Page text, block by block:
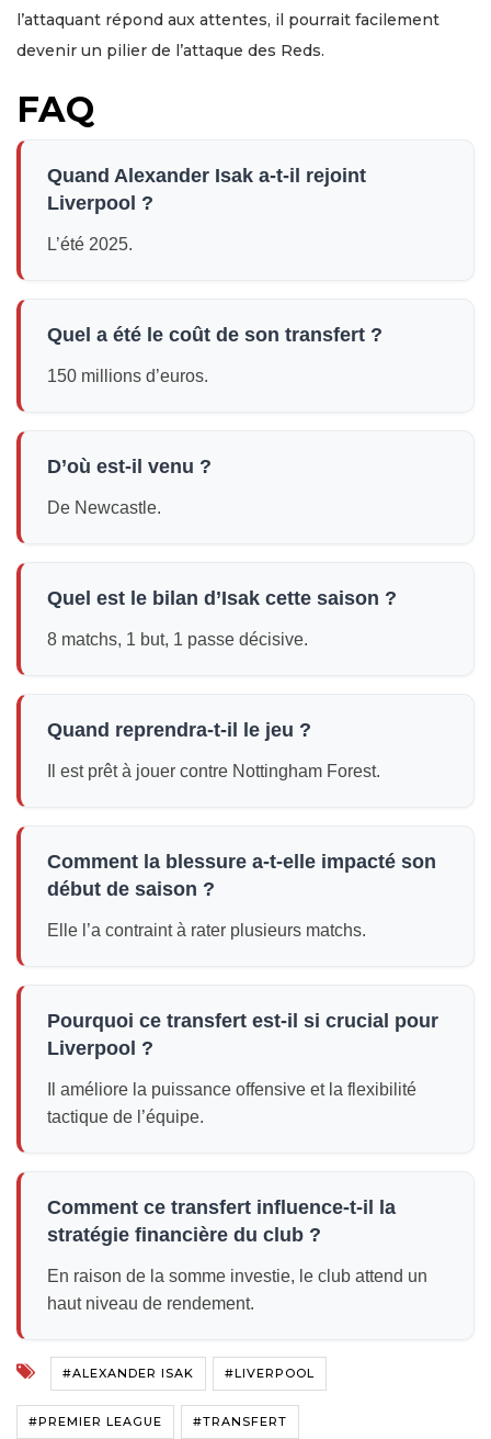
l’attaquant répond aux attentes, il pourrait facilement
devenir un pilier de l’attaque des Reds.
FAQ
Quand Alexander Isak a-t-il rejoint
Liverpool ?
L’été 2025.
Quel a été le coût de son transfert ?
150 millions d’euros.
D’où est-il venu ?
De Newcastle.
Quel est le bilan d’Isak cette saison ?
8 matchs, 1 but, 1 passe décisive.
Quand reprendra-t-il le jeu ?
Il est prêt à jouer contre Nottingham Forest.
Comment la blessure a-t-elle impacté son
début de saison ?
Elle l’a contraint à rater plusieurs matchs.
Pourquoi ce transfert est-il si crucial pour
Liverpool ?
Il améliore la puissance offensive et la flexibilité
tactique de l’équipe.
Comment ce transfert influence-t-il la
stratégie financière du club ?
En raison de la somme investie, le club attend un
haut niveau de rendement.
#ALEXANDER ISAK #LIVERPOOL
#PREMIER LEAGUE #TRANSFERT